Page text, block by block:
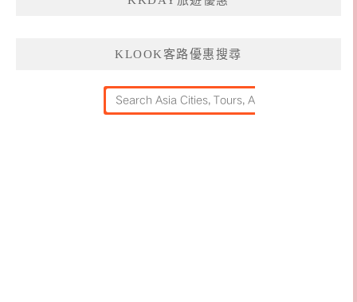
KLOOK客路優惠搜尋